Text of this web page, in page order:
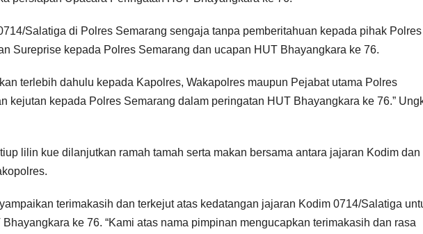
Salatiga di Polres Semarang sengaja tanpa pemberitahuan kepada pihak Polres
Sureprise kepada Polres Semarang dan ucapan HUT Bhayangkara ke 76.
terlebih dahulu kepada Kapolres, Wakapolres maupun Pejabat utama Polres
kejutan kepada Polres Semarang dalam peringatan HUT Bhayangkara ke 76.”
lilin kue dilanjutkan ramah tamah serta makan bersama antara jajaran Kodim dan
terimakasih dan terkejut atas kedatangan jajaran Kodim 0714/Salatiga
ke 76. “Kami atas nama pimpinan mengucapkan terimakasih dan rasa